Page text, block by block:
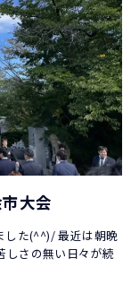
大会
した(^^)/ 最近は朝晩
しさの無い日々が続